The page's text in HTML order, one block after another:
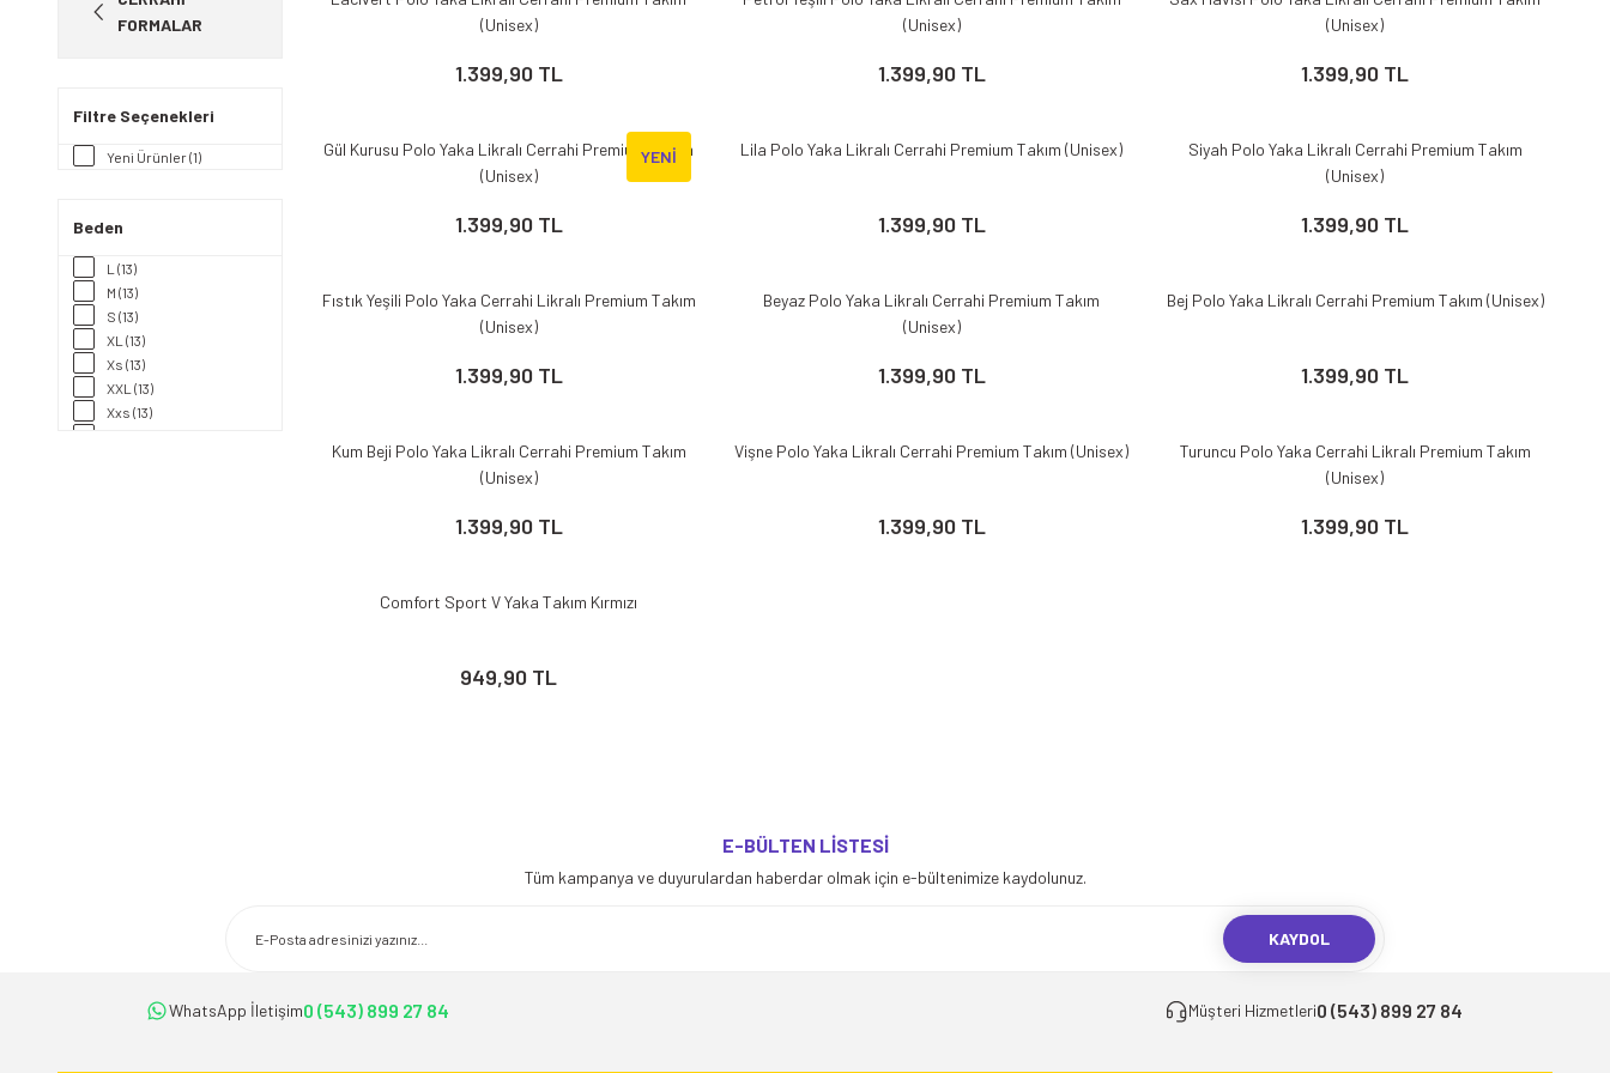
FORMALAR
Filtre Seçenekleri
Yeni Ürünler (1)
Beden
L (13)
M (13)
S (13)
XL (13)
Xs (13)
XXL (13)
Xxs (13)
(Unisex)
1.399,90 TL
(Unisex)
1.399,90 TL
(Unisex)
1.399,90 TL
YENİ
Gül Kurusu Polo Yaka Likralı Cerrahi Premium Takım
(Unisex)
1.399,90 TL
Lila Polo Yaka Likralı Cerrahi Premium Takım (Unisex)
1.399,90 TL
Siyah Polo Yaka Likralı Cerrahi Premium Takım
(Unisex)
1.399,90 TL
Fıstık Yeşili Polo Yaka Cerrahi Likralı Premium Takım
(Unisex)
1.399,90 TL
Beyaz Polo Yaka Likralı Cerrahi Premium Takım
(Unisex)
1.399,90 TL
Bej Polo Yaka Likralı Cerrahi Premium Takım (Unisex)
1.399,90 TL
Kum Beji Polo Yaka Likralı Cerrahi Premium Takım
(Unisex)
1.399,90 TL
Vişne Polo Yaka Likralı Cerrahi Premium Takım (Unisex)
1.399,90 TL
Turuncu Polo Yaka Cerrahi Likralı Premium Takım
(Unisex)
1.399,90 TL
Comfort Sport V Yaka Takım Kırmızı
949,90 TL
E-BÜLTEN LİSTESİ
Tüm kampanya ve duyurulardan haberdar olmak için e-bültenimize kaydolunuz.
KAYDOL
WhatsApp İletişim0 (543) 899 27 84 Müşteri Hizmetleri0 (543) 899 27 84